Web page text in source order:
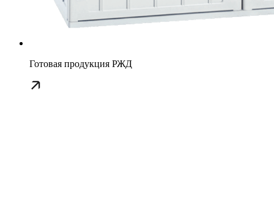
Готовая продукция РЖД